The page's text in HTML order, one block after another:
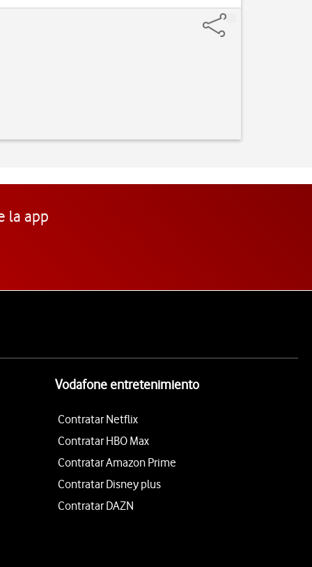
la app
Vodafone entretenimiento
Contratar Netflix
Contratar HBO Max
Contratar Amazon Prime
Contratar Disney plus
Contratar DAZN